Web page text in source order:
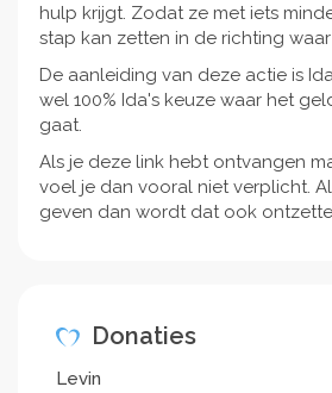
hulp krijgt. Zodat ze met iets
stap kan zetten in de richting
De aanleiding van deze actie is
wel 100% Ida's keuze waar het
gaat.
Als je deze link hebt ontvangen
voel je dan vooral niet verplicht.
geven dan wordt dat ook
Donaties
Levin